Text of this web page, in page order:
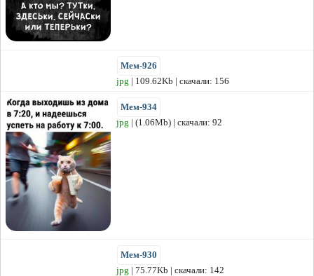
Мем-926
jpg | 109.62Kb | скачали: 156
Мем-934
jpg | (1.06Mb) | скачали: 92
Мем-930
jpg | 75.77Kb | скачали: 142